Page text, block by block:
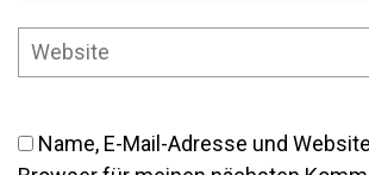
Name, E-Mail-Adresse und